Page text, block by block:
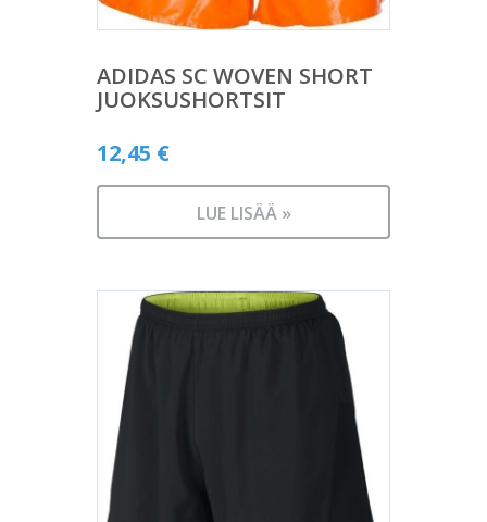
ADIDAS SC WOVEN SHORT
JUOKSUSHORTSIT
12,45 €
LUE LISÄÄ »